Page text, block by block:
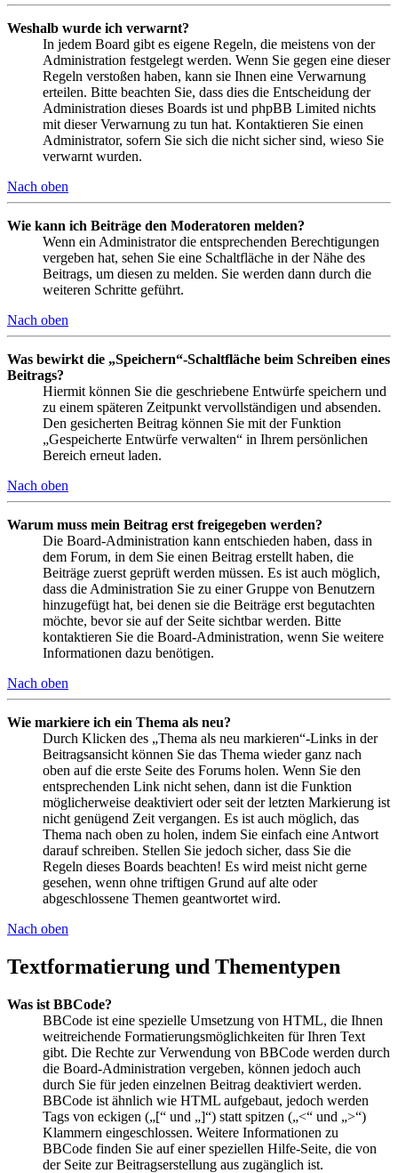
Weshalb wurde ich verwarnt?
In jedem Board gibt es eigene Regeln, die meistens von der
Administration festgelegt werden. Wenn Sie gegen eine dieser
Regeln verstoßen haben, kann sie Ihnen eine Verwarnung
erteilen. Bitte beachten Sie, dass dies die Entscheidung der
Administration dieses Boards ist und phpBB Limited nichts
mit dieser Verwarnung zu tun hat. Kontaktieren Sie einen
Administrator, sofern Sie sich die nicht sicher sind, wieso Sie
verwarnt wurden.
Nach oben
Wie kann ich Beiträge den Moderatoren melden?
Wenn ein Administrator die entsprechenden Berechtigungen
vergeben hat, sehen Sie eine Schaltfläche in der Nähe des
Beitrags, um diesen zu melden. Sie werden dann durch die
weiteren Schritte geführt.
Nach oben
Was bewirkt die „Speichern“-Schaltfläche beim Schreiben eines
Beitrags?
Hiermit können Sie die geschriebene Entwürfe speichern und
zu einem späteren Zeitpunkt vervollständigen und absenden.
Den gesicherten Beitrag können Sie mit der Funktion
„Gespeicherte Entwürfe verwalten“ in Ihrem persönlichen
Bereich erneut laden.
Nach oben
Warum muss mein Beitrag erst freigegeben werden?
Die Board-Administration kann entschieden haben, dass in
dem Forum, in dem Sie einen Beitrag erstellt haben, die
Beiträge zuerst geprüft werden müssen. Es ist auch möglich,
dass die Administration Sie zu einer Gruppe von Benutzern
hinzugefügt hat, bei denen sie die Beiträge erst begutachten
möchte, bevor sie auf der Seite sichtbar werden. Bitte
kontaktieren Sie die Board-Administration, wenn Sie weitere
Informationen dazu benötigen.
Nach oben
Wie markiere ich ein Thema als neu?
Durch Klicken des „Thema als neu markieren“-Links in der
Beitragsansicht können Sie das Thema wieder ganz nach
oben auf die erste Seite des Forums holen. Wenn Sie den
entsprechenden Link nicht sehen, dann ist die Funktion
möglicherweise deaktiviert oder seit der letzten Markierung ist
nicht genügend Zeit vergangen. Es ist auch möglich, das
Thema nach oben zu holen, indem Sie einfach eine Antwort
darauf schreiben. Stellen Sie jedoch sicher, dass Sie die
Regeln dieses Boards beachten! Es wird meist nicht gerne
gesehen, wenn ohne triftigen Grund auf alte oder
abgeschlossene Themen geantwortet wird.
Nach oben
Textformatierung und Thementypen
Was ist BBCode?
BBCode ist eine spezielle Umsetzung von HTML, die Ihnen
weitreichende Formatierungsmöglichkeiten für Ihren Text
gibt. Die Rechte zur Verwendung von BBCode werden durch
die Board-Administration vergeben, können jedoch auch
durch Sie für jeden einzelnen Beitrag deaktiviert werden.
BBCode ist ähnlich wie HTML aufgebaut, jedoch werden
Tags von eckigen („[“ und „]“) statt spitzen („<“ und „>“)
Klammern eingeschlossen. Weitere Informationen zu
BBCode finden Sie auf einer speziellen Hilfe-Seite, die von
der Seite zur Beitragserstellung aus zugänglich ist.